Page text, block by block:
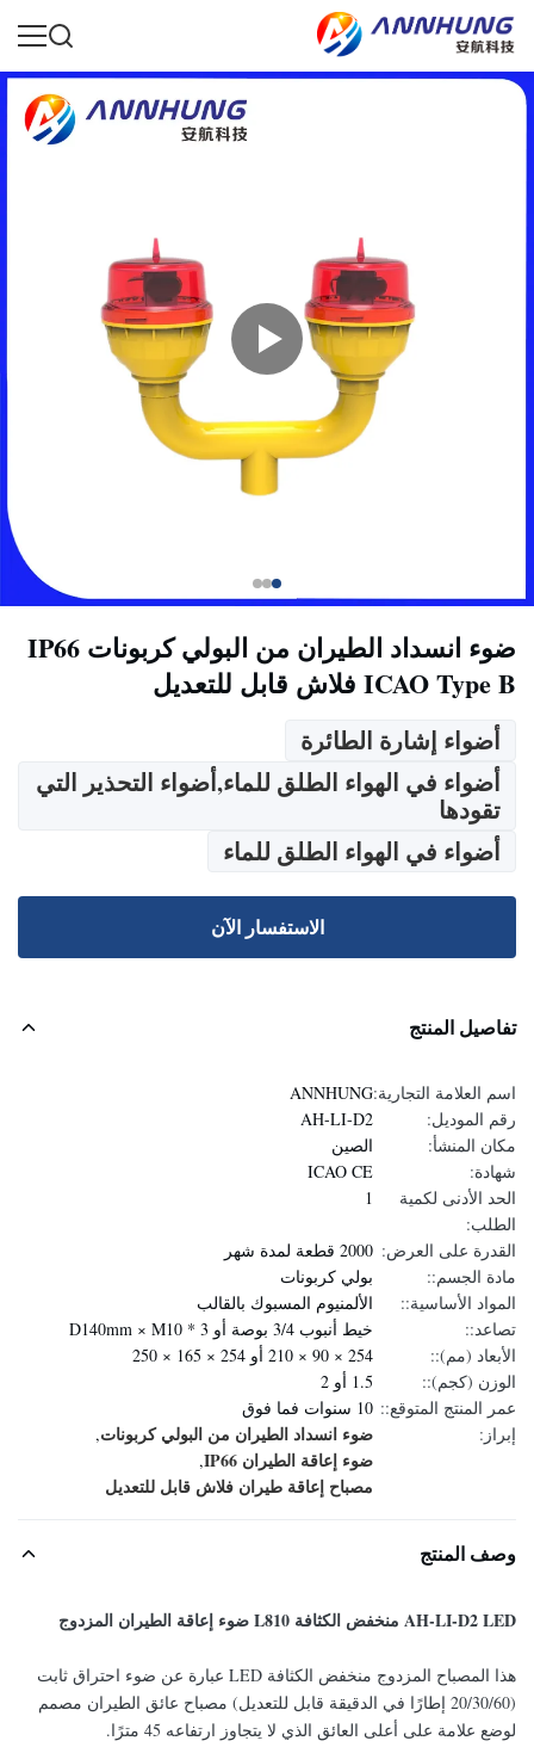
ضوء انسداد الطيران من البولي كربونات IP66
ICAO Type B فلاش قابل للتعديل
أضواء إشارة الطائرة
أضواء في الهواء الطلق للماء,أضواء التحذير التي
تقودها
أضواء في الهواء الطلق للماء
الاستفسار الآن
تفاصيل المنتج
اسم العلامة التجارية:ANNHUNG
رقم الموديل:
AH-LI-D2
مكان المنشأ:
الصين
شهادة:
ICAO CE
الحد الأدنى لكمية
الطلب:
1
القدرة على العرض: 2000 قطعة لمدة شهر
مادة الجسم::
بولي كربونات
المواد الأساسية::
الألمنيوم المسبوك بالقالب
تصاعد::
خيط أنبوب 3/4 بوصة أو D140mm × M10 * 3
الأبعاد (مم)::
254 × 90 × 210 أو 254 × 165 × 250
الوزن (كجم)::
1.5 أو 2
عمر المنتج المتوقع:: 10 سنوات فما فوق
إبراز:
ضوء انسداد الطيران من البولي كربونات,
ضوء إعاقة الطيران IP66 ,
مصباح إعاقة طيران فلاش قابل للتعديل
وصف المنتج
AH-LI-D2 LED منخفض الكثافة L810 ضوء إعاقة الطيران المزدوج
هذا المصباح المزدوج منخفض الكثافة LED عبارة عن ضوء احتراق ثابت
(20/30/60 إطارًا في الدقيقة قابل للتعديل) مصباح عائق الطيران مصمم
لوضع علامة على أعلى العائق الذي لا يتجاوز ارتفاعه 45 مترًا.